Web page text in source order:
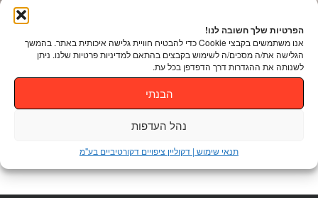
הפרטיות שלך חשובה לנו!
אנו משתמשים בקבצי Cookie כדי להבטיח חוויית גלישה איכותית באתר. בהמשך
הגלישה את/ה מסכים/ה לשימוש בקבצים בהתאם למדיניות פרטיות שלנו. ניתן
לשנותה את ההגדרות דרך הדפדפן בכל עת.
הבנתי
נהל העדפות
תנאי שימוש | דקוליין ציפויים דקורטיביים בע"מ